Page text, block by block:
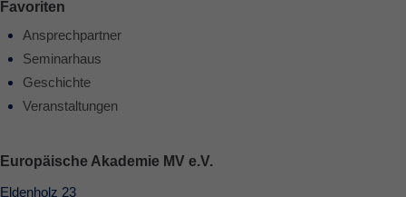
Favoriten
Ansprechpartner
Seminarhaus
Geschichte
Veranstaltungen
Europäische Akademie MV e.V.
Eldenholz 23